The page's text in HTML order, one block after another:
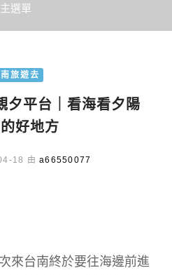
主選單
旅遊去
夕平台｜看海看夕陽
好地方
18 由 a66550077
來台南終於要往海邊前進